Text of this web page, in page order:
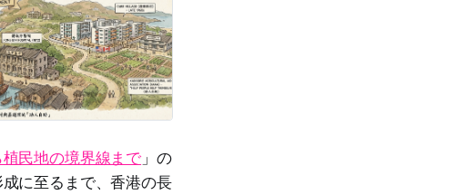
民地の境界線まで 」の
に至るまで、香港の長